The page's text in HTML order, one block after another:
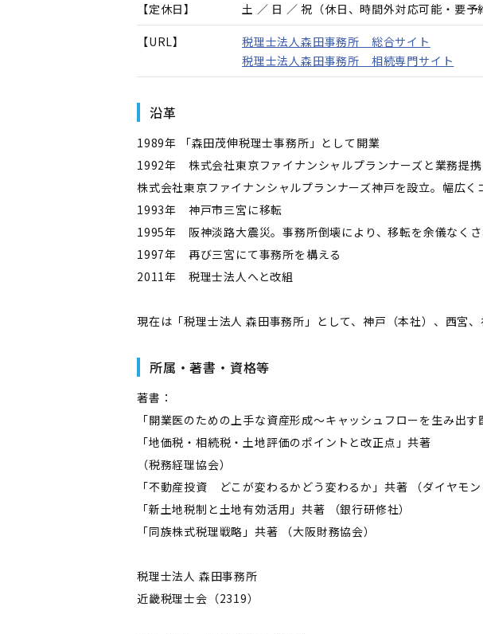
【定休日】 土 ／ 日 ／ 祝（休日、時間外対応可能・要予
【URL】
税理士法人森田事務所 総合サイト
税理士法人森田事務所 相続専門サイト
沿革
1989年 「森田茂伸税理士事務所」として開業
1992年 株式会社東京ファイナンシャルプランナーズと業務提携
株式会社東京ファイナンシャルプランナーズ神戸を設立。幅広く
1993年 神戸市三宮に移転
1995年 阪神淡路大震災。事務所倒壊により、移転を余儀なくさ
1997年 再び三宮にて事務所を構える
2011年 税理士法人へと改組
現在は「税理士法人 森田事務所」として、神戸（本社）、西宮
所属・著書・資格等
著書：
「開業医のための上手な資産形成～キャッシュフローを生み出
「地価税・相続税・土地評価のポイントと改正点」共著
（税務経理協会）
「不動産投資 どこが変わるかどう変わるか」共著 （ダイヤモン
「新土地税制と土地有効活用」共著 （銀行研修社）
「同族株式税理戦略」共著 （大阪財務協会）
税理士法人 森田事務所
近畿税理士会（2319）